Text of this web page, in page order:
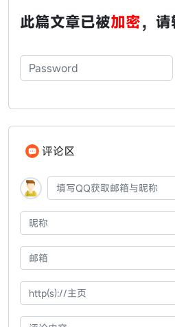
此篇文章已被加密，
密码
评论区